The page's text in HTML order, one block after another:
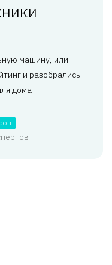
машину, или
и разобрались
дома